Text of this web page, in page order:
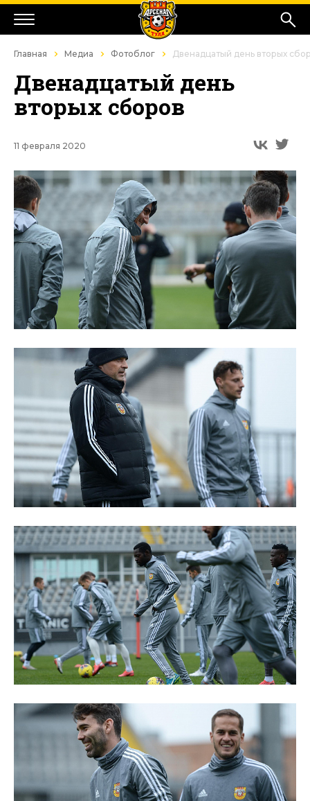
Главная Медиа Фотоблог Двенадцатый день вторых
Двенадцатый день
вторых сборов
11 февраля 2020